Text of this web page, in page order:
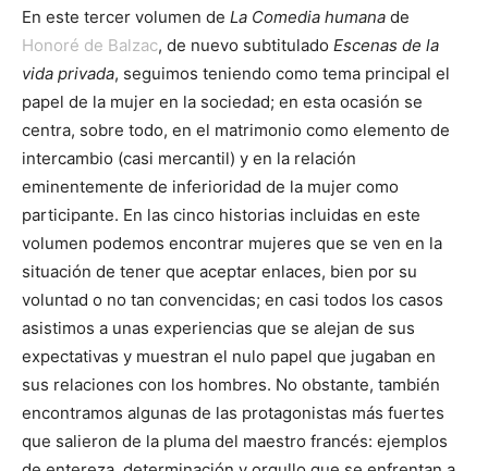
En este tercer volumen de La Comedia humana de
Honoré de Balzac, de nuevo subtitulado Escenas de la
vida privada, seguimos teniendo como tema principal el
papel de la mujer en la sociedad; en esta ocasión se
centra, sobre todo, en el matrimonio como elemento de
intercambio (casi mercantil) y en la relación
eminentemente de inferioridad de la mujer como
participante. En las cinco historias incluidas en este
volumen podemos encontrar mujeres que se ven en la
situación de tener que aceptar enlaces, bien por su
voluntad o no tan convencidas; en casi todos los casos
asistimos a unas experiencias que se alejan de sus
expectativas y muestran el nulo papel que jugaban en
sus relaciones con los hombres. No obstante, también
encontramos algunas de las protagonistas más fuertes
que salieron de la pluma del maestro francés: ejemplos